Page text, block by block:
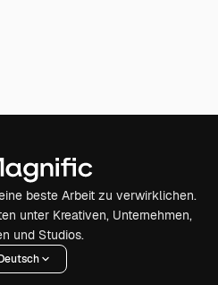
beste Arbeit zu verwirklichen.
unter Kreativen, Unternehmen,
und Studios.